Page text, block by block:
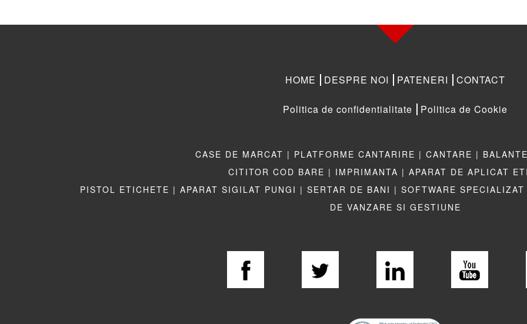
HOME DESPRE NOI PATENERI CONTACT
Politica de confidentialitate Politica de Cookie
CASE DE MARCAT | PLATFORME CANTARIRE | CANTARE |
CITITOR COD BARE | IMPRIMANTA | APARAT DE APLICAT
PISTOL ETICHETE | APARAT SIGILAT PUNGI | SERTAR DE BANI | SOFTWARE
DE VANZARE SI GESTIUNE